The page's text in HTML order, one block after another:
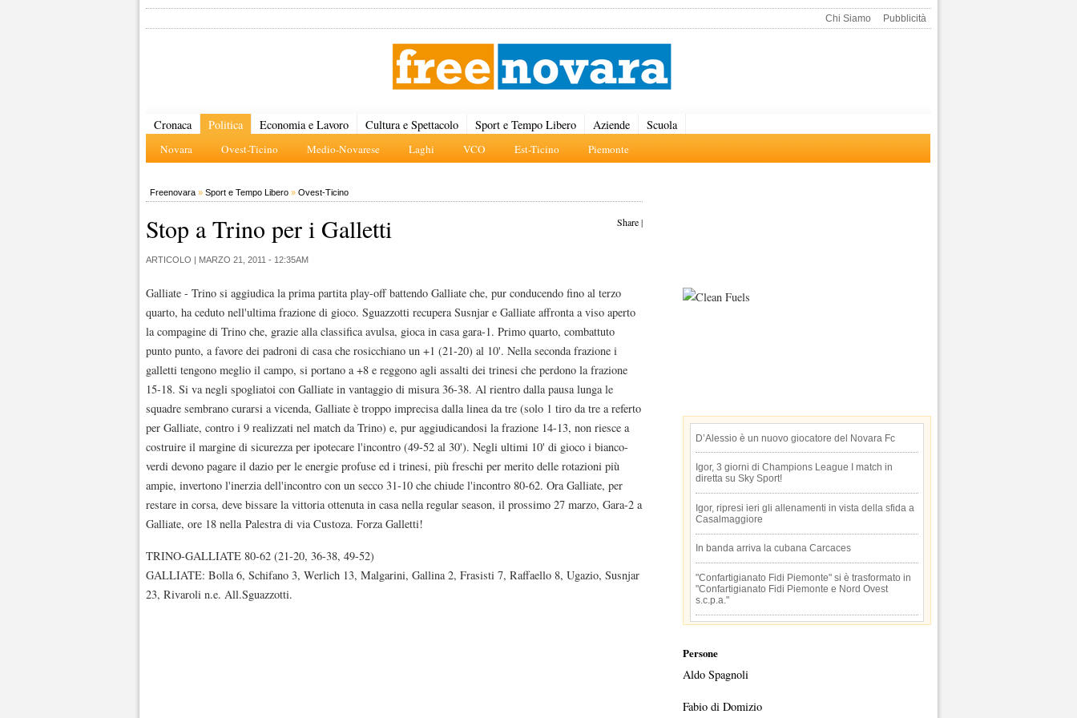
Chi Siamo Pubblicità
Cronaca Politica
Novara Ovest-Ticino Medio-Novarese Laghi VCO Est-Ticino Piemonte
Economia e Lavoro Cultura e Spettacolo Sport e Tempo Libero Aziende Scuola
Freenovara » Sport e Tempo Libero » Ovest-Ticino
Share|
Stop a Trino per i Galletti
ARTICOLO | MARZO 21, 2011 - 12:35AM
Galliate - Trino si aggiudica la prima partita play-off battendo Galliate che, pur conducendo fino al terzo
quarto, ha ceduto nell'ultima frazione di gioco. Sguazzotti recupera Susnjar e Galliate affronta a viso aperto
la compagine di Trino che, grazie alla classifica avulsa, gioca in casa gara-1. Primo quarto, combattuto
punto punto, a favore dei padroni di casa che rosicchiano un +1 (21-20) al 10'. Nella seconda frazione i
galletti tengono meglio il campo, si portano a +8 e reggono agli assalti dei trinesi che perdono la frazione
15-18. Si va negli spogliatoi con Galliate in vantaggio di misura 36-38. Al rientro dalla pausa lunga le
squadre sembrano curarsi a vicenda, Galliate è troppo imprecisa dalla linea da tre (solo 1 tiro da tre a referto
per Galliate, contro i 9 realizzati nel match da Trino) e, pur aggiudicandosi la frazione 14-13, non riesce a
costruire il margine di sicurezza per ipotecare l'incontro (49-52 al 30'). Negli ultimi 10' di gioco i bianco-
verdi devono pagare il dazio per le energie profuse ed i trinesi, più freschi per merito delle rotazioni più
ampie, invertono l'inerzia dell'incontro con un secco 31-10 che chiude l'incontro 80-62. Ora Galliate, per
restare in corsa, deve bissare la vittoria ottenuta in casa nella regular season, il prossimo 27 marzo, Gara-2 a
Galliate, ore 18 nella Palestra di via Custoza. Forza Galletti!
TRINO-GALLIATE 80-62 (21-20, 36-38, 49-52)
GALLIATE: Bolla 6, Schifano 3, Werlich 13, Malgarini, Gallina 2, Frasisti 7, Raffaello 8, Ugazio, Susnjar
23, Rivaroli n.e. All.Sguazzotti.
D’Alessio è un nuovo giocatore del Novara Fc
Igor, 3 giorni di Champions League I match in
diretta su Sky Sport!
Igor, ripresi ieri gli allenamenti in vista della sfida a
Casalmaggiore
In banda arriva la cubana Carcaces
"Confartigianato Fidi Piemonte" si è trasformato in
"Confartigianato Fidi Piemonte e Nord Ovest
s.c.p.a."
Persone
Aldo Spagnoli
Fabio di Domizio